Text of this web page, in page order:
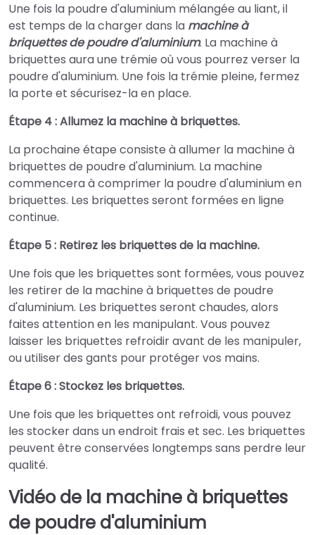
Une fois la poudre d'aluminium mélangée au liant, il
est temps de la charger dans la machine à
briquettes de poudre d'aluminium. La machine à
briquettes aura une trémie où vous pourrez verser la
poudre d'aluminium. Une fois la trémie pleine, fermez
la porte et sécurisez-la en place.
Étape 4 : Allumez la machine à briquettes.
La prochaine étape consiste à allumer la machine à
briquettes de poudre d'aluminium. La machine
commencera à comprimer la poudre d'aluminium en
briquettes. Les briquettes seront formées en ligne
continue.
Étape 5 : Retirez les briquettes de la machine.
Une fois que les briquettes sont formées, vous pouvez
les retirer de la machine à briquettes de poudre
d'aluminium. Les briquettes seront chaudes, alors
faites attention en les manipulant. Vous pouvez
laisser les briquettes refroidir avant de les manipuler,
ou utiliser des gants pour protéger vos mains.
Étape 6 : Stockez les briquettes.
Une fois que les briquettes ont refroidi, vous pouvez
les stocker dans un endroit frais et sec. Les briquettes
peuvent être conservées longtemps sans perdre leur
qualité.
Vidéo de la machine à briquettes
de poudre d'aluminium